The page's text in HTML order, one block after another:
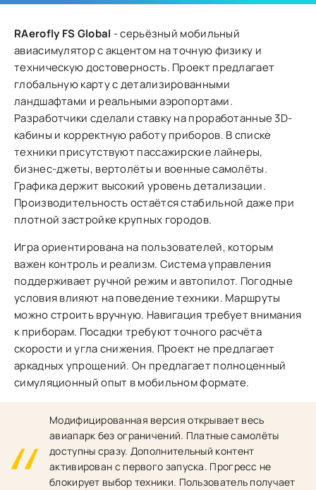
RAerofly FS Global - серьёзный мобильный
авиасимулятор с акцентом на точную физику и
техническую достоверность. Проект предлагает
глобальную карту с детализированными
ландшафтами и реальными аэропортами.
Разработчики сделали ставку на проработанные 3D-
кабины и корректную работу приборов. В списке
техники присутствуют пассажирские лайнеры,
бизнес-джеты, вертолёты и военные самолёты.
Графика держит высокий уровень детализации.
Производительность остаётся стабильной даже при
плотной застройке крупных городов.
Игра ориентирована на пользователей, которым
важен контроль и реализм. Система управления
поддерживает ручной режим и автопилот. Погодные
условия влияют на поведение техники. Маршруты
можно строить вручную. Навигация требует внимания
к приборам. Посадки требуют точного расчёта
скорости и угла снижения. Проект не предлагает
аркадных упрощений. Он предлагает полноценный
симуляционный опыт в мобильном формате.
Модифицированная версия открывает весь
авиапарк без ограничений. Платные самолёты
доступны сразу. Дополнительный контент
активирован с первого запуска. Прогресс не
блокирует выбор техники. Пользователь получает